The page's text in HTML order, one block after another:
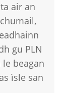
air an
gu PLN
le beagan
ìsle san